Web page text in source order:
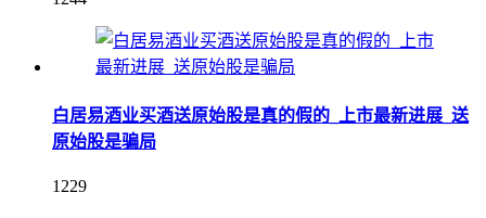
白居易酒业买酒送原始股是真的假的_上市最新进展_送
原始股是骗局
1229